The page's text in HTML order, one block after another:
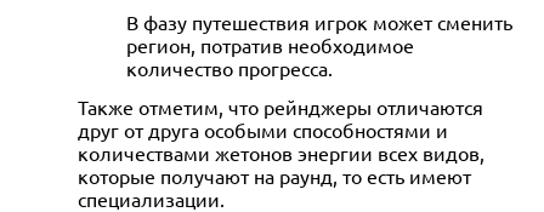
В фазу путешествия игрок может сменить
регион, потратив необходимое
количество прогресса.
Также отметим, что рейнджеры отличаются
друг от друга особыми способностями и
количествами жетонов энергии всех видов,
которые получают на раунд, то есть имеют
специализации.